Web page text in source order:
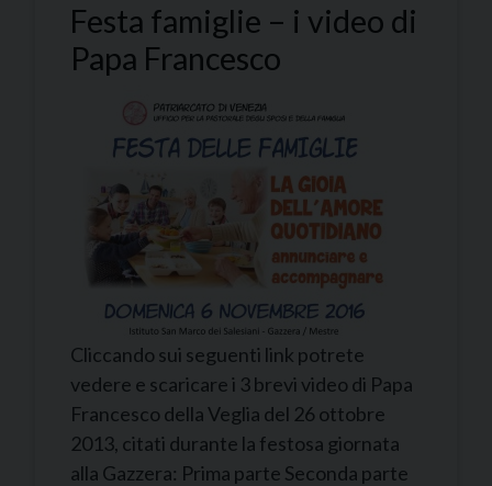
Festa famiglie – i video di
Papa Francesco
Cliccando sui seguenti link potrete
vedere e scaricare i 3 brevi video di Papa
Francesco della Veglia del 26 ottobre
2013, citati durante la festosa giornata
alla Gazzera: Prima parte Seconda parte